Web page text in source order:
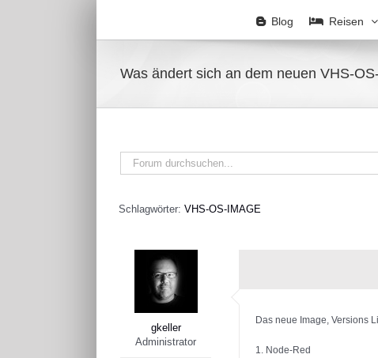
Blog Reisen
Was ändert sich an dem neuen VHS-
Schlagwörter: VHS-OS-IMAGE
gkeller
Administrator
Das neue Image, Versions
1. Node-Red